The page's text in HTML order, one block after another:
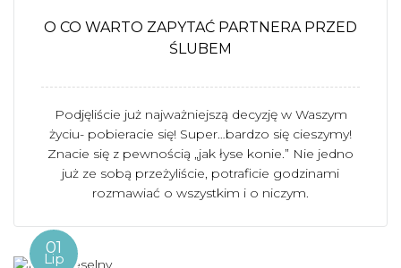
O CO WARTO ZAPYTAĆ PARTNERA PRZED
ŚLUBEM
Podjęliście już najważniejszą decyzję w Waszym
życiu- pobieracie się! Super…bardzo się cieszymy!
Znacie się z pewnością „jak łyse konie.” Nie jedno
już ze sobą przeżyliście, potraficie godzinami
rozmawiać o wszystkim i o niczym.
01
Lip